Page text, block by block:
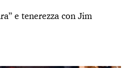
e tenerezza con Jim